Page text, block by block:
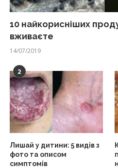
10 найкорисніших
вживаєте
14/07/2019
2
Лишай у дитини: 5 видів з
фото та описом
симптомів